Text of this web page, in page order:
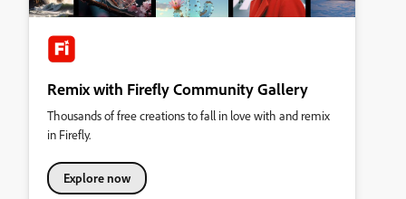
Remix with Firefly Community Gallery
Thousands of free creations to fall in love with and remix
in Firefly.
Explore now